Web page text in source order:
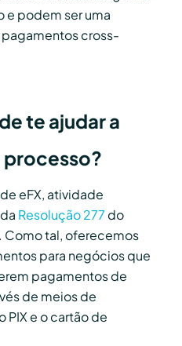
e podem ser uma
pagamentos cross-
te ajudar a
processo?
eFX, atividade
Resolução 277 do
Como tal, oferecemos
para negócios que
pagamentos de
de meios de
e o cartão de